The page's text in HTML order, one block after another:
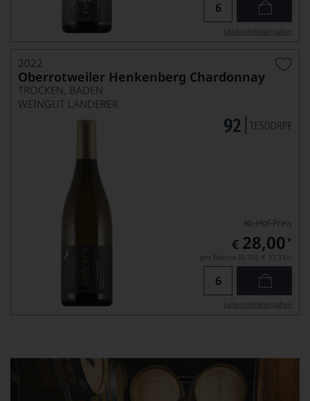
Lebensmittel­angaben
2022
Oberrotweiler Henkenberg Chardonnay
TROCKEN, BADEN
WEINGUT LANDERER
Ab-Hof-Preis
€ 28,00 *
pro Flasche (0.75l), € 37,33/L
Lebensmittel­angaben